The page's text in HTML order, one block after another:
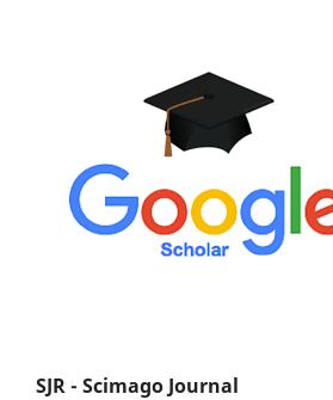
SJR - Scimago Journal